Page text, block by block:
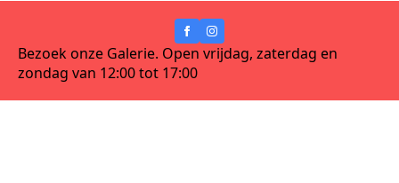
Bezoek onze Galerie. Open vrijdag, zaterdag en
zondag van 12:00 tot 17:00